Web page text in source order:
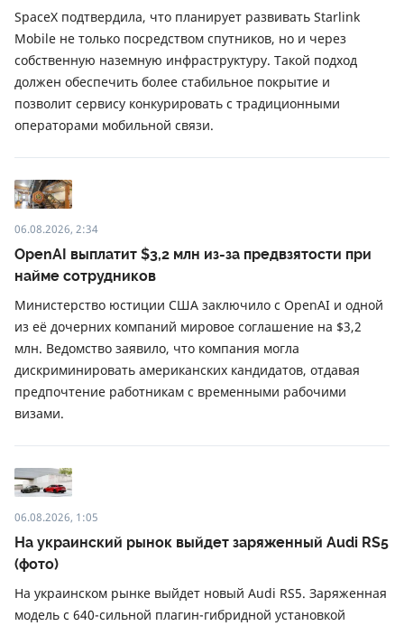
SpaceX подтвердила, что планирует развивать Starlink
Mobile не только посредством спутников, но и через
собственную наземную инфраструктуру. Такой подход
должен обеспечить более стабильное покрытие и
позволит сервису конкурировать с традиционными
операторами мобильной связи.
06.08.2026, 2:34
OpenAI выплатит $3,2 млн из-за предвзятости при
найме сотрудников
Министерство юстиции США заключило с OpenAI и одной
из её дочерних компаний мировое соглашение на $3,2
млн. Ведомство заявило, что компания могла
дискриминировать американских кандидатов, отдавая
предпочтение работникам с временными рабочими
визами.
06.08.2026, 1:05
На украинский рынок выйдет заряженный Audi RS5
(фото)
На украинском рынке выйдет новый Audi RS5. Заряженная
модель с 640-сильной плагин-гибридной установкой